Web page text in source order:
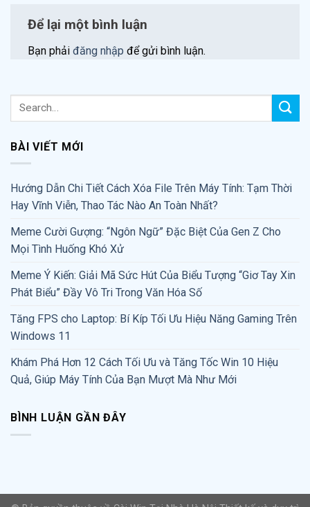
Để lại một bình luận
Bạn phải đăng nhập để gửi bình luận.
BÀI VIẾT MỚI
Hướng Dẫn Chi Tiết Cách Xóa File Trên Máy Tính: Tạm Thời
Hay Vĩnh Viễn, Thao Tác Nào An Toàn Nhất?
Meme Cười Gượng: “Ngôn Ngữ” Đặc Biệt Của Gen Z Cho
Mọi Tình Huống Khó Xử
Meme Ý Kiến: Giải Mã Sức Hút Của Biểu Tượng “Giơ Tay Xin
Phát Biểu” Đầy Vô Tri Trong Văn Hóa Số
Tăng FPS cho Laptop: Bí Kíp Tối Ưu Hiệu Năng Gaming Trên
Windows 11
Khám Phá Hơn 12 Cách Tối Ưu và Tăng Tốc Win 10 Hiệu
Quả, Giúp Máy Tính Của Bạn Mượt Mà Như Mới
BÌNH LUẬN GẦN ĐÂY